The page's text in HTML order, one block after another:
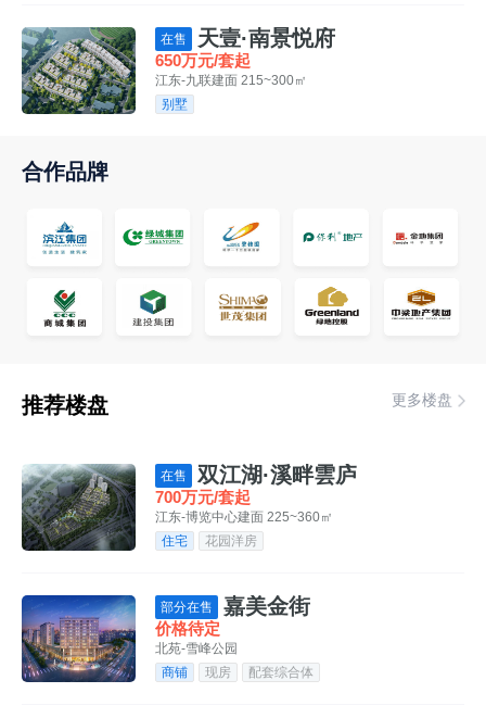
在售 天壹·南景悦府
650万元/套起
江东-九联建面 215~300㎡
别墅
合作品牌
推荐楼盘 更多楼盘
在售 双江湖·溪畔雲庐
700万元/套起
江东-博览中心建面 225~360㎡
住宅
花园洋房
部分在售 嘉美金街
价格待定
北苑-雪峰公园
商铺
现房 配套综合体